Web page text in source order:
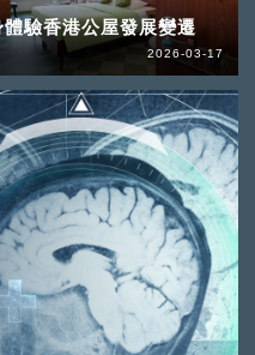
驗香港公屋發展變遷
2026-03-17